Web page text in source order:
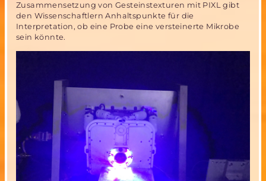
Zusammensetzung von Gesteinstexturen mit PIXL gibt
den Wissenschaftlern Anhaltspunkte für die
Interpretation, ob eine Probe eine versteinerte Mikrobe
sein könnte.